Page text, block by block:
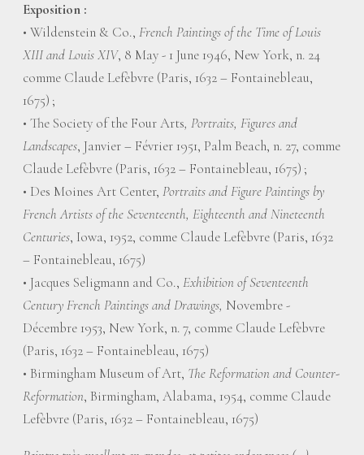
Exposition :
• Wildenstein & Co., French Paintings of the Time of Louis
XIII and Louis XIV, 8 May - 1 June 1946, New York, n. 24
comme Claude Lefèbvre (Paris, 1632 – Fontainebleau,
1675) ;
• The Society of the Four Arts, Portraits, Figures and
Landscapes, Janvier – Février 1951, Palm Beach, n. 27, comme
Claude Lefèbvre (Paris, 1632 – Fontainebleau, 1675) ;
• Des Moines Art Center, Portraits and Figure Paintings by
French Artists of the Seventeenth, Eighteenth and Nineteenth
Centuries, Iowa, 1952, comme Claude Lefèbvre (Paris, 1632
– Fontainebleau, 1675)
• Jacques Seligmann and Co., Exhibition of Seventeenth
Century French Paintings and Drawings, Novembre -
Décembre 1953, New York, n. 7, comme Claude Lefèbvre
(Paris, 1632 – Fontainebleau, 1675)
• Birmingham Museum of Art, The Reformation and Counter-
Reformation, Birmingham, Alabama, 1954, comme Claude
Lefèbvre (Paris, 1632 – Fontainebleau, 1675)